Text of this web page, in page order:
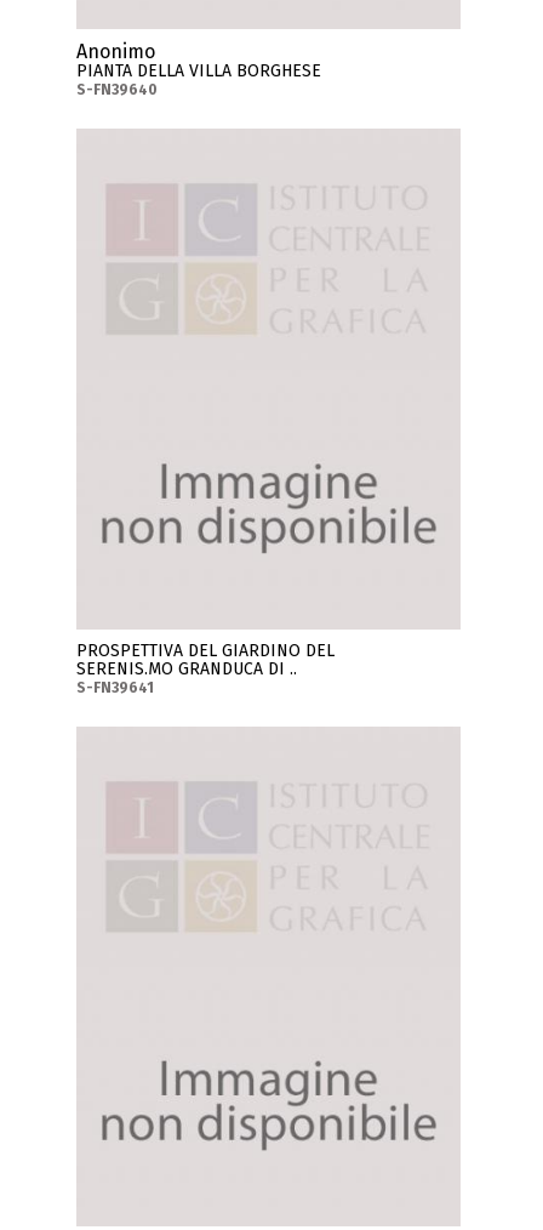
Anonimo
PIANTA DELLA VILLA BORGHESE
S-FN39640
PROSPETTIVA DEL GIARDINO DEL
SERENIS.MO GRANDUCA DI ..
S-FN39641